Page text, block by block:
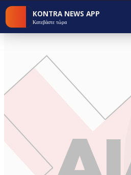
KONTRA NEWS APP
Κατεβάστε τώρα